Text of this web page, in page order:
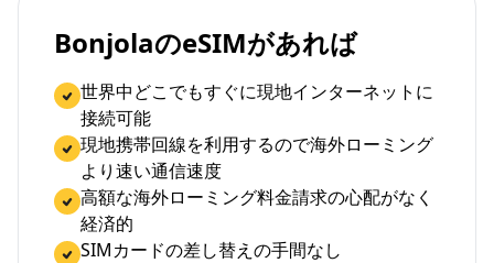
BonjolaのeSIMがあれば
世界中どこでもすぐに現地インターネットに
接続可能
現地携帯回線を利用するので海外ローミング
より速い通信速度
高額な海外ローミング料金請求の心配がなく
経済的
SIMカードの差し替えの手間なし